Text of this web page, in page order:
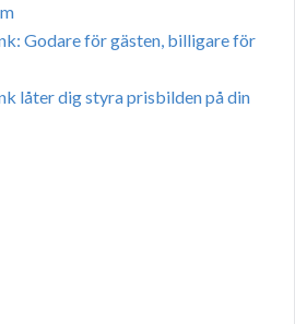
Godare för gästen, billigare för
låter dig styra prisbilden på din